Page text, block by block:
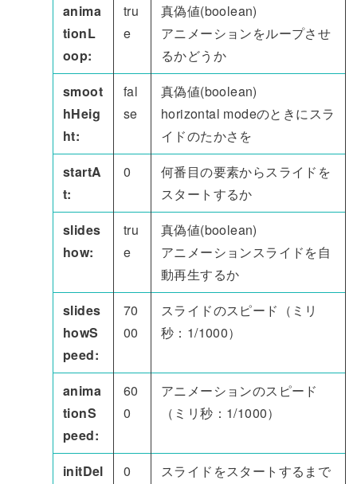
anima
tionL
oop:
tru
e
真偽値(boolean)
アニメーションをループさせ
るかどうか
smoot
hHeig
ht:
fal
se
真偽値(boolean)
horizontal modeのときにスラ
イドのたかさを
startA
t:
0
何番目の要素からスライドを
スタートするか
slides
how:
tru
e
真偽値(boolean)
アニメーションスライドを自
動再生するか
slides
howS
peed:
70
00
スライドのスピード（ミリ
秒：1/1000）
anima
tionS
peed:
60
0
アニメーションのスピード
（ミリ秒：1/1000）
initDel
0
スライドをスタートするまで